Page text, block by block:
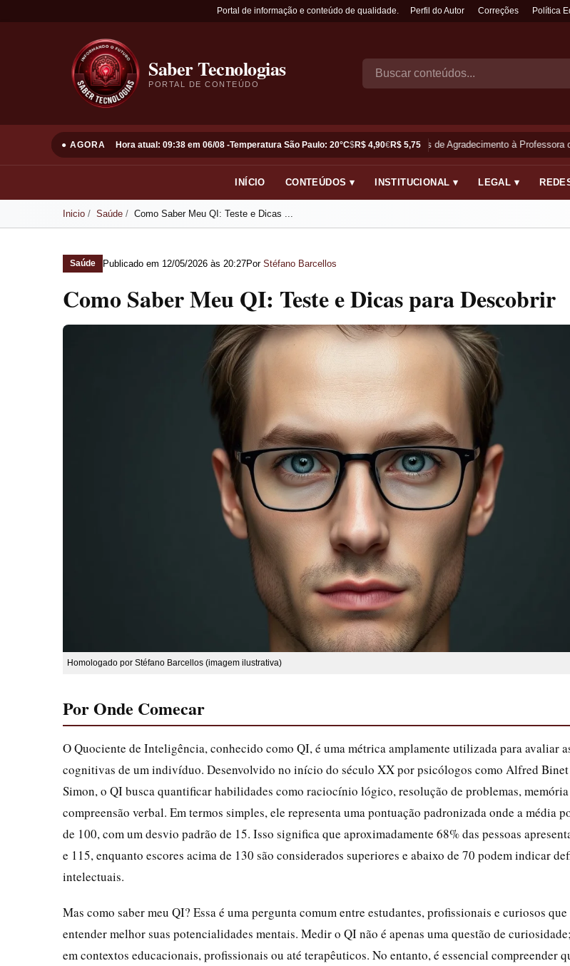
Portal de informação e conteúdo de qualidade. Perfil do Autor Correções Política
Saber Tecnologias
PORTAL DE CONTEÚDO
● AGORA Hora atual: 09:38 em 06/08 -Temperatura São Paulo: 20°C$R$ 4,90€R$ 5,75
Frases de Agradecimento à Professora
INÍCIO CONTEÚDOS ▾ INSTITUCIONAL ▾ LEGAL ▾
Inicio Saúde Como Saber Meu QI: Teste e Dicas ...
Saúde Publicado em 12/05/2026 às 20:27Por Stéfano Barcellos
Como Saber Meu QI: Teste e Dicas para Descobrir
Homologado por Stéfano Barcellos (imagem ilustrativa)
Por Onde Comecar
O Quociente de Inteligência, conhecido como QI, é uma métrica amplamente utilizada para avaliar
cognitivas de um indivíduo. Desenvolvido no início do século XX por psicólogos como Alfred Binet
Simon, o QI busca quantificar habilidades como raciocínio lógico, resolução de problemas, memória
compreensão verbal. Em termos simples, ele representa uma pontuação padronizada onde a média
de 100, com um desvio padrão de 15. Isso significa que aproximadamente 68% das pessoas
e 115, enquanto escores acima de 130 são considerados superiores e abaixo de 70 podem indicar
intelectuais.
Mas como saber meu QI? Essa é uma pergunta comum entre estudantes, profissionais e curiosos
entender melhor suas potencialidades mentais. Medir o QI não é apenas uma questão de
em contextos educacionais, profissionais ou até terapêuticos. No entanto, é essencial compreender